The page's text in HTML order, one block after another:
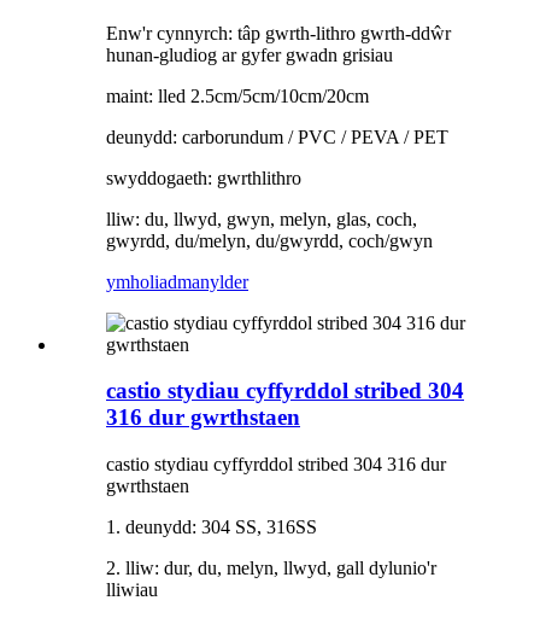
Enw'r cynnyrch: tâp gwrth-lithro gwrth-ddŵr
hunan-gludiog ar gyfer gwadn grisiau
maint: lled 2.5cm/5cm/10cm/20cm
deunydd: carborundum / PVC / PEVA / PET
swyddogaeth: gwrthlithro
lliw: du, llwyd, gwyn, melyn, glas, coch,
gwyrdd, du/melyn, du/gwyrdd, coch/gwyn
ymholiadmanylder
castio stydiau cyffyrddol stribed 304
316 dur gwrthstaen
castio stydiau cyffyrddol stribed 304 316 dur
gwrthstaen
1. deunydd: 304 SS, 316SS
2. lliw: dur, du, melyn, llwyd, gall dylunio'r
lliwiau